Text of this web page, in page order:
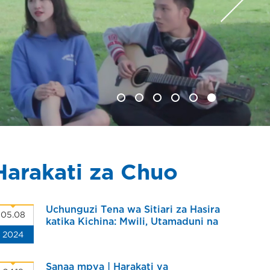
za Chuo
05.08
2024
Uchunguzi Tena wa Sitiari za Hasira
katika Kichina: Mwili, Utamaduni na
Sanaa mpya | Harakati ya